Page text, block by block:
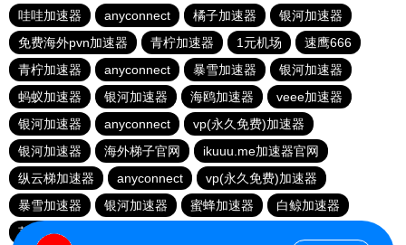
哇哇加速器
anyconnect 橘子加速器
银河加速器
免费海外pvn加速器
青柠加速器 1元机场
速鹰666
青柠加速器
anyconnect 暴雪加速器
银河加速器
蚂蚁加速器
银河加速器 海鸥加速器
veee加速器
银河加速器
anyconnect
vp(永久免费)加速器
银河加速器
海外梯子官网
ikuuu.me加速器官网
纵云梯加速器
anyconnect
vp(永久免费)加速器
暴雪加速器
银河加速器 蜜蜂加速器
白鲸加速器
荔枝加速器